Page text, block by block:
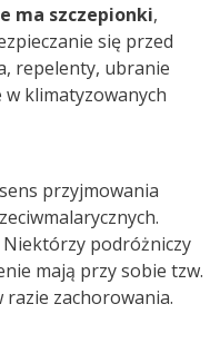
ma szczepionki,
się przed
repelenty, ubranie
w klimatyzowanych
przyjmowania
Niektórzy podróżniczy
mają przy sobie tzw.
zachorowania.